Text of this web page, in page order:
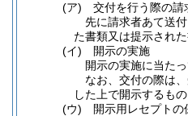
(ア)
交付を行う際の
先に請求者あて送
た書類又は提示され
(イ)
開示の実施
開示の実施に当た
なお、交付の際は
した上で開示するもの
(ウ)
開示用レセプトの